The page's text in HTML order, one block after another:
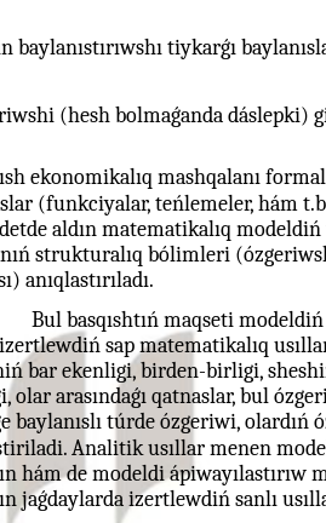
tiykarǵı
(hesh bolmaǵanda dáslepki)
ekonomikalıq mashqalanı
(funkciyalar, teńlemeler, hám
aldın matematikalıq
strukturalıq bólimleri
anıqlastırıladı.
Bul basqıshtıń maqseti
sap matematikalıq
bar ekenligi, birden-birligi,
arasındaǵı qatnaslar, bul
baylanıslı túrde ózgeriwi, olardıń
Analitik usıllar menen
hám de modeldi ápiwayılastırıw
jaǵdaylarda izertlewdiń sanlı